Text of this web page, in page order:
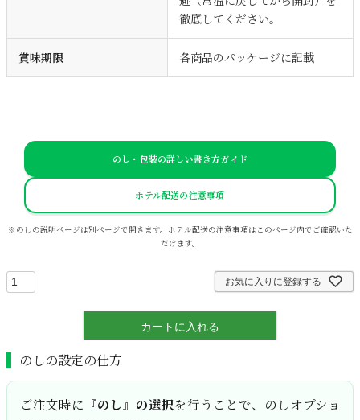
徹底してください。
賞味期限 各商品のパッケージに記載
のし・包装の詳しい書き方ガイド
ホテル配送の注意事項
※のしの説明ページは別ページで開きます。ホテル配送の注意事項はこのページ内でご確認いた
だけます。
お気に入りに登録する
カートに入れる
のしの設定の仕方
ご注文時に 『のし』の選択を行うことで、のしオプショ